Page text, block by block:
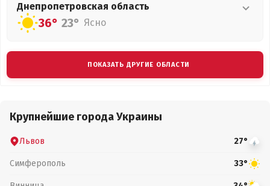
Днепропетровская область
36° 23° Ясно
ПОКАЗАТЬ ДРУГИЕ ОБЛАСТИ
Крупнейшие города Украины
Львов 27°
Симферополь 33°